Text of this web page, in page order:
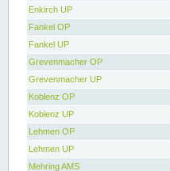
Enkirch UP
Fankel OP
Fankel UP
Grevenmacher OP
Grevenmacher UP
Koblenz OP
Koblenz UP
Lehmen OP
Lehmen UP
Mehring AMS